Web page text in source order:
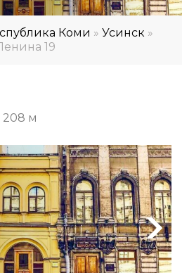
Коми » Усинск »
19
208 м
Next